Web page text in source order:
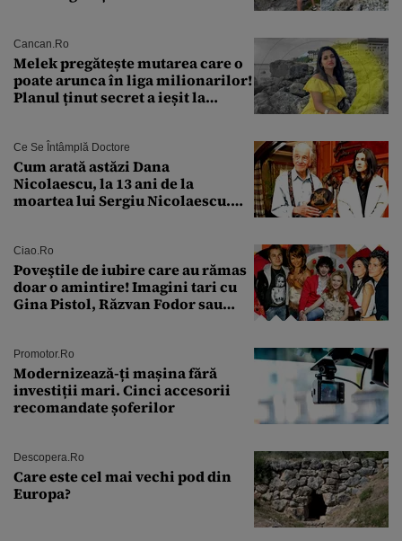
Cancan.ro
Melek pregătește mutarea care o
poate arunca în liga milionarilor!
Planul ținut secret a ieșit la
Ce Se Întâmplă Doctore
Cum arată astăzi Dana
Nicolaescu, la 13 ani de la
moartea lui Sergiu Nicolaescu.
Ciao.ro
Poveştile de iubire care au rămas
doar o amintire! Imagini tari cu
Gina Pistol, Răzvan Fodor sau
Promotor.ro
Modernizează-ți mașina fără
investiții mari. Cinci accesorii
recomandate șoferilor
Descopera.ro
Care este cel mai vechi pod din
Europa?